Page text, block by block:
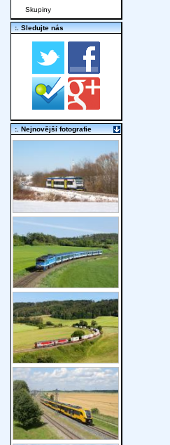
Skupiny
:. Sledujte nás
:. Nejnovější fotografie